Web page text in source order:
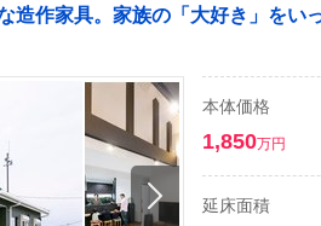
造作家具。家族の「大好き」をい
本体価格
1,850万円
延床面積